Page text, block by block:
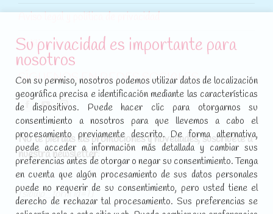
Política de cookies
SÍGUENOS EN REDES SOCIALES
Encuéntranos en:
Facebook
page
opens
in
new
window
YouTube
page
opens
in
new
window
Instagram
page
opens
in
new
window
No te pierdas las promociones y novedades, suscríbete a
nuestra newsletter:
[sibwp_form id=1]
Su privacidad es importante para
nosotros
Con su permiso, nosotros podemos utilizar datos de localización
geográfica precisa e identificación mediante las características
de dispositivos. Puede hacer clic para otorgarnos su
consentimiento a nosotros para que llevemos a cabo el
procesamiento previamente descrito. De forma alternativa,
puede acceder a información más detallada y cambiar sus
preferencias antes de otorgar o negar su consentimiento. Tenga
en cuenta que algún procesamiento de sus datos personales
puede no requerir de su consentimiento, pero usted tiene el
derecho de rechazar tal procesamiento. Sus preferencias se